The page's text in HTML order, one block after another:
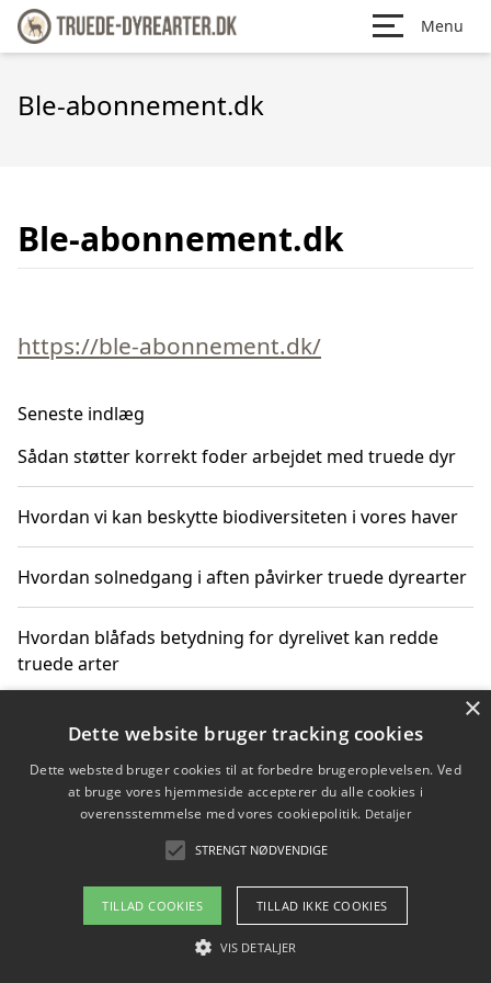
Menu
Ble-abonnement.dk
Ble-abonnement.dk
https://ble-abonnement.dk/
Seneste indlæg
Sådan støtter korrekt foder arbejdet med truede dyr
Hvordan vi kan beskytte biodiversiteten i vores haver
Hvordan solnedgang i aften påvirker truede dyrearter
Hvordan blåfads betydning for dyrelivet kan redde
truede arter
Hvordan kan gaver til unge voksne støtte bevarelsen
Copyright 2026 - Pilanto Aps
Om / kontakt
Blog Betingelser
×
Dette website bruger tracking cookies
Dette websted bruger cookies til at forbedre brugeroplevelsen. Ved
at bruge vores hjemmeside accepterer du alle cookies i
overensstemmelse med vores cookiepolitik. Detaljer
STRENGT NØDVENDIGE
TILLAD COOKIES TILLAD IKKE COOKIES
VIS DETALJER